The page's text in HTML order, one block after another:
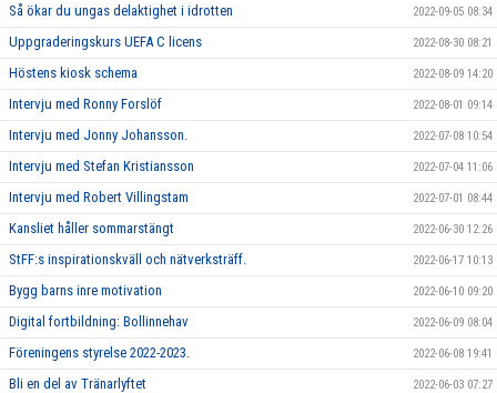
Så ökar du ungas delaktighet i idrotten 2022-09-05 08:34
Uppgraderingskurs UEFA C licens 2022-08-30 08:21
Höstens kiosk schema 2022-08-09 14:20
Intervju med Ronny Forslöf 2022-08-01 09:14
Intervju med Jonny Johansson. 2022-07-08 10:54
Intervju med Stefan Kristiansson 2022-07-04 11:06
Intervju med Robert Villingstam 2022-07-01 08:44
Kansliet håller sommarstängt 2022-06-30 12:26
StFF:s inspirationskväll och nätverksträff. 2022-06-17 10:13
Bygg barns inre motivation 2022-06-10 09:20
Digital fortbildning: Bollinnehav 2022-06-09 08:04
Föreningens styrelse 2022-2023. 2022-06-08 19:41
Bli en del av Tränarlyftet 2022-06-03 07:27